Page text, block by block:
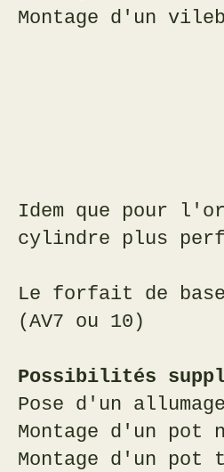
Montage d'un
Stage
Idem que pour
cylindre plus
Le forfait de
(AV7 ou 10)
Possibilités
Pose d'un
Montage d'un
Montage d'un pot